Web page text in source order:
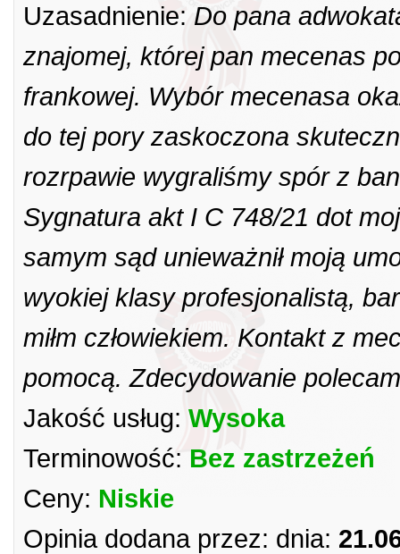
Uzasadnienie: Do pana
znajomej, której pan mecenas
frankowej. Wybór mecenasa
do tej pory zaskoczona
rozrpawie wygraliśmy spór z
Sygnatura akt I C 748/21 dot
samym sąd unieważnił moją
wyokiej klasy profesjonalistą,
miłm człowiekiem. Kontakt z
pomocą. Zdecydowanie
Jakość usług: Wysoka
Terminowość: Bez zastrzeżeń
Ceny: Niskie
Opinia dodana przez: dnia: